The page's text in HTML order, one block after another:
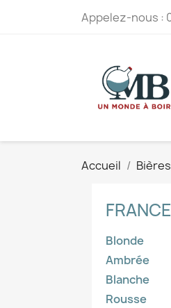
Appelez-nous :
Accueil Bières
FRANCE
Blonde
Ambrée
Blanche
Rousse